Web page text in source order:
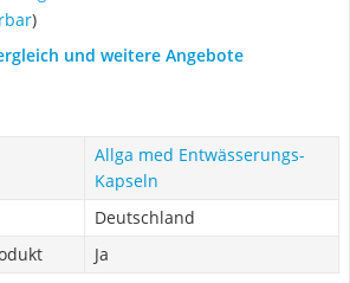
)
und weitere Angebote
Allga med Entwässerungs-
Kapseln
Deutschland
Ja